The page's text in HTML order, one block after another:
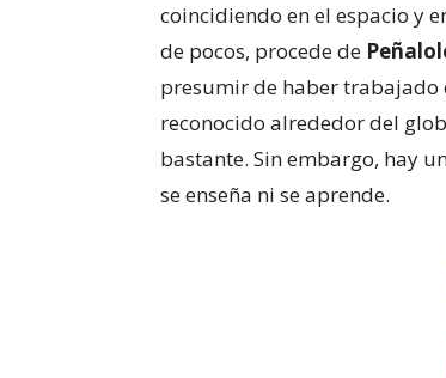
coincidiendo en el espacio y
de pocos, procede de
presumir de haber trabajado
reconocido alrededor del
bastante. Sin embargo, hay
se enseña ni se aprende.